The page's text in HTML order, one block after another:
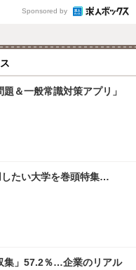
Sponsored by
＆一般常識対策アプリ」
したい大学を巻頭特集…
集」57.2％…企業のリアル